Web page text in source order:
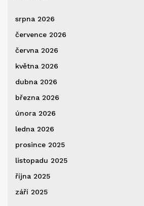
srpna 2026
července 2026
června 2026
května 2026
dubna 2026
března 2026
února 2026
ledna 2026
prosince 2025
listopadu 2025
října 2025
září 2025